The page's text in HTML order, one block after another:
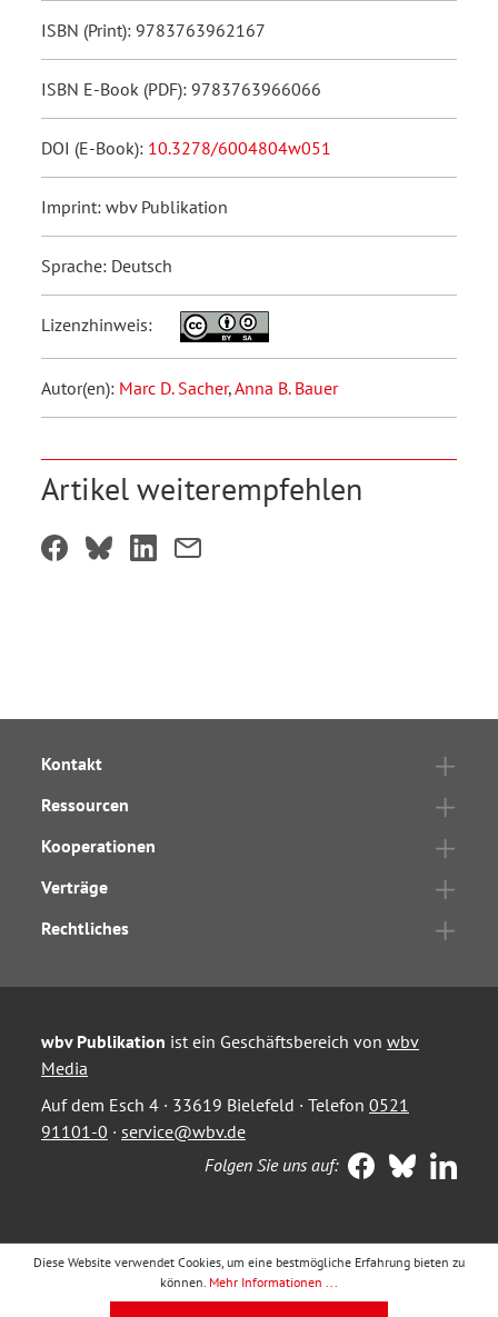
ISBN (Print): 9783763962167
ISBN E-Book (PDF): 9783763966066
DOI (E-Book): 10.3278/6004804w051
Imprint: wbv Publikation
Sprache: Deutsch
Lizenzhinweis:
Autor(en): Marc D. Sacher,Anna B. Bauer
Artikel weiterempfehlen
Kontakt
Ressourcen
Kooperationen
Verträge
Rechtliches
wbv Publikation ist ein Geschäftsbereich von wbv
Media
Auf dem Esch 4 · 33619 Bielefeld · Telefon 0521
91101-0 · service@wbv.de
Folgen Sie uns auf:
Diese Website verwendet Cookies, um eine bestmögliche Erfahrung bieten zu
können. Mehr Informationen ...